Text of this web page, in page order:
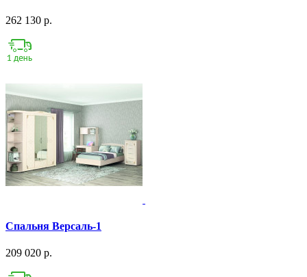
262 130 р.
Спальня Версаль-1
209 020 р.